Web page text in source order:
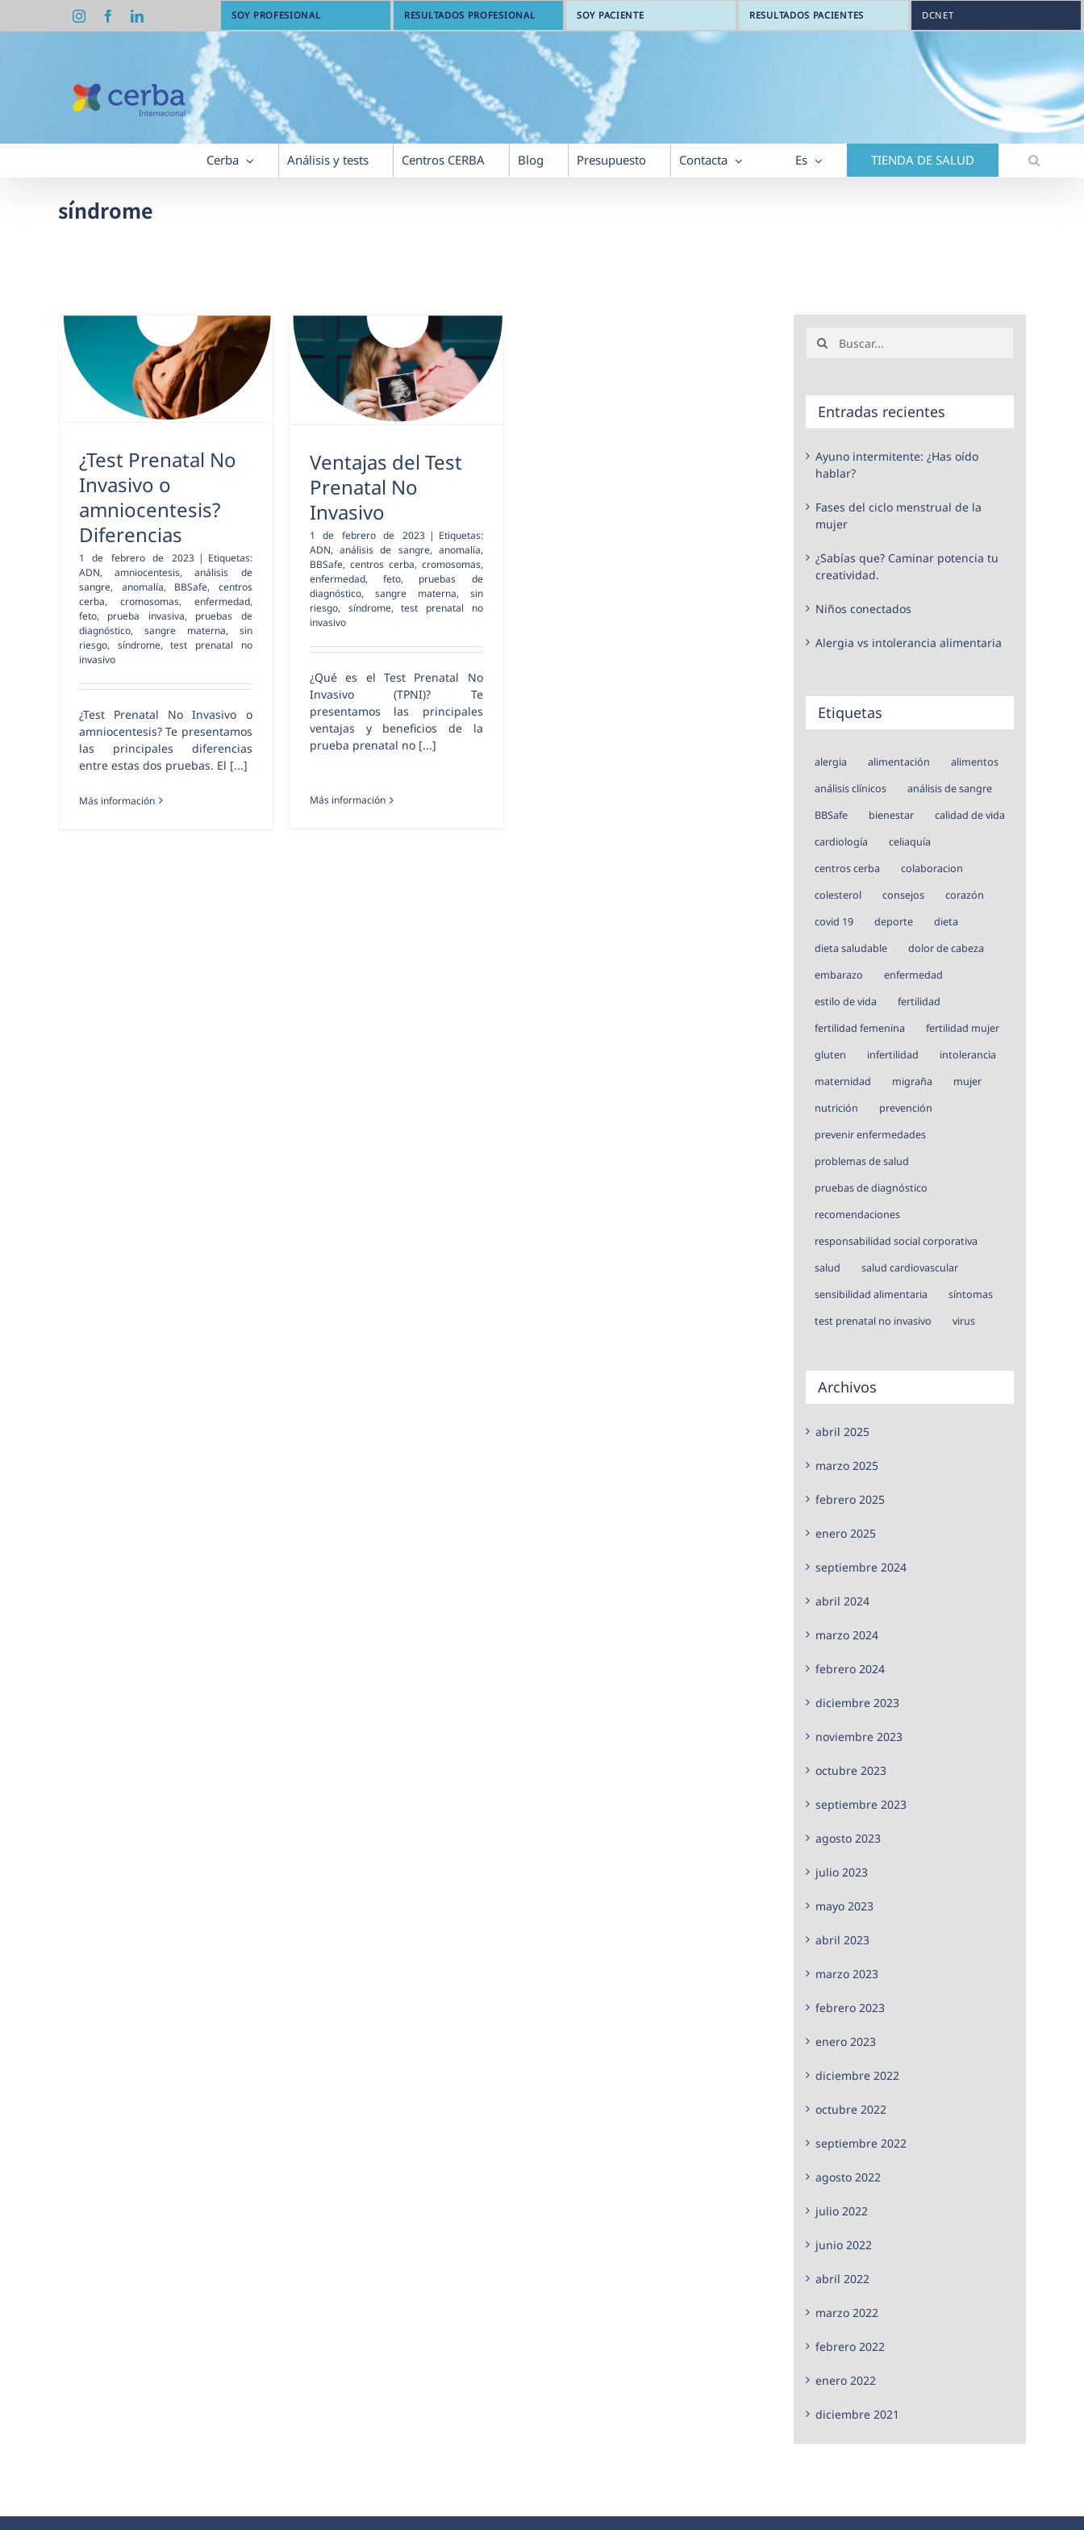
InstagramFacebookLinkedIn SOY PROFESIONAL RESULTADOS PROFESIONAL SOY PACIENTE RESULTADOS PACIENTES DCNET
Cerba Análisis y tests Centros CERBA Blog Presupuesto Contacta Es TIENDA DE SALUD
síndrome
¿Test Prenatal No
Invasivo o
amniocentesis?
Diferencias
1 de febrero de 2023 | Etiquetas:
ADN,amniocentesis,análisis de
sangre, anomalía, BBSafe, centros
cerba, cromosomas, enfermedad,
feto, prueba invasiva, pruebas de
diagnóstico, sangre materna, sin
riesgo, síndrome,test prenatal no
invasivo
¿Test Prenatal No Invasivo o
amniocentesis? Te presentamos
las principales diferencias
entre estas dos pruebas. El [...]
Más información
Ventajas del Test
Prenatal No
Invasivo
1 de febrero de 2023 | Etiquetas:
ADN,análisis de sangre, anomalía,
BBSafe, centros cerba, cromosomas,
enfermedad,feto, pruebas de
diagnóstico, sangre materna, sin
riesgo, síndrome,test prenatal no
invasivo
¿Qué es el Test Prenatal No
Invasivo (TPNI)? Te
presentamos las principales
ventajas y beneficios de la
prueba prenatal no [...]
Más información
Buscar:
Entradas recientes
Ayuno intermitente: ¿Has oído
hablar?
Fases del ciclo menstrual de la
mujer
¿Sabías que? Caminar potencia tu
creatividad.
Niños conectados
Alergia vs intolerancia alimentaria
Etiquetas
alergia alimentación
alimentos
análisis clínicos
análisis de sangre
BBSafe
bienestar
calidad de vida
cardiología
celiaquía
centros cerba
colaboracion
colesterol
consejos
corazón
covid 19
deporte
dieta
dieta saludable
dolor de cabeza
embarazo
enfermedad
estilo de vida
fertilidad
fertilidad femenina
fertilidad mujer
gluten
infertilidad
intolerancia
maternidad
migraña
mujer
nutrición
prevención
prevenir enfermedades
problemas de salud
pruebas de diagnóstico
recomendaciones
responsabilidad social corporativa
salud
salud cardiovascular
sensibilidad alimentaria
síntomas
test prenatal no invasivo
virus
Archivos
abril 2025
marzo 2025
febrero 2025
enero 2025
septiembre 2024
abril 2024
marzo 2024
febrero 2024
diciembre 2023
noviembre 2023
octubre 2023
septiembre 2023
agosto 2023
julio 2023
mayo 2023
abril 2023
marzo 2023
febrero 2023
enero 2023
diciembre 2022
octubre 2022
septiembre 2022
agosto 2022
julio 2022
junio 2022
abril 2022
marzo 2022
febrero 2022
enero 2022
diciembre 2021